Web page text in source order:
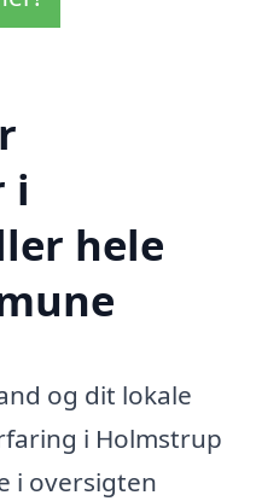
i
hele
og dit lokale
i Holmstrup
i oversigten